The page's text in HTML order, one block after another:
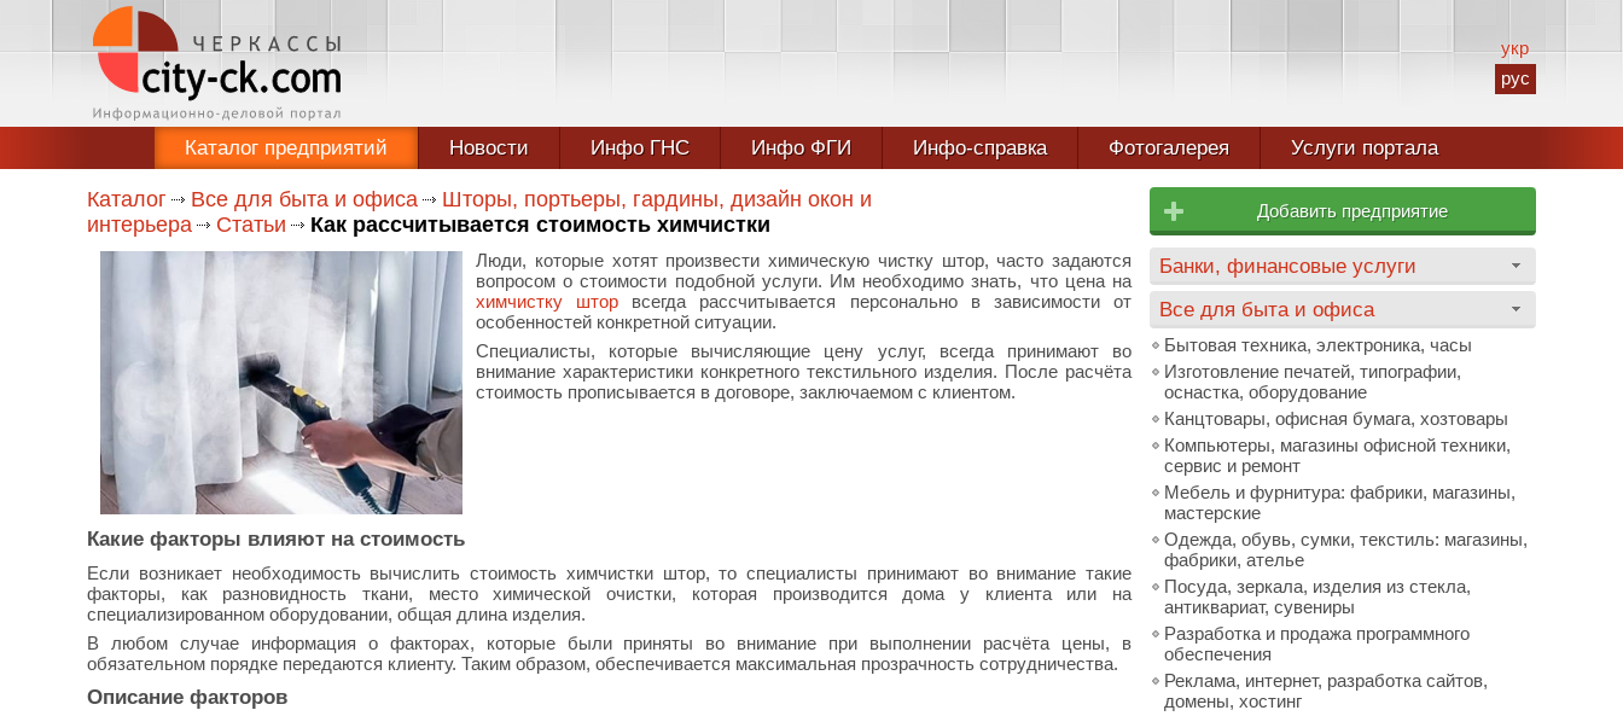
укр
рус
Каталог предприятий Новости Инфо ГНС Инфо ФГИ Инфо-справка Фотогалерея Услуги портала
Каталог Все для быта и офиса
Шторы, портьеры, гардины, дизайн окон и
интерьера
Статьи Как рассчитывается стоимость химчистки
Люди, которые хотят произвести химическую чистку штор, часто задаются
вопросом о стоимости подобной услуги. Им необходимо знать, что цена на
химчистку штор всегда рассчитывается персонально в зависимости от
особенностей конкретной ситуации.
Специалисты, которые вычисляющие цену услуг, всегда принимают во
внимание характеристики конкретного текстильного изделия. После расчёта
стоимость прописывается в договоре, заключаемом с клиентом.
Какие факторы влияют на стоимость
Если возникает необходимость вычислить стоимость химчистки штор, то специалисты принимают во внимание такие
факторы, как разновидность ткани, место химической очистки, которая производится дома у клиента или на
специализированном оборудовании, общая длина изделия.
В любом случае информация о факторах, которые были приняты во внимание при выполнении расчёта цены, в
обязательном порядке передаются клиенту. Таким образом, обеспечивается максимальная прозрачность сотрудничества.
Описание факторов
Добавить предприятие
Банки, финансовые услуги
Все для быта и офиса
Бытовая техника, электроника, часы
Изготовление печатей, типографии,
оснастка, оборудование
Канцтовары, офисная бумага, хозтовары
Компьютеры, магазины офисной техники,
сервис и ремонт
Мебель и фурнитура: фабрики, магазины,
мастерские
Одежда, обувь, сумки, текстиль: магазины,
фабрики, ателье
Посуда, зеркала, изделия из стекла,
антиквариат, сувениры
Разработка и продажа программного
обеспечения
Реклама, интернет, разработка сайтов,
домены, хостинг